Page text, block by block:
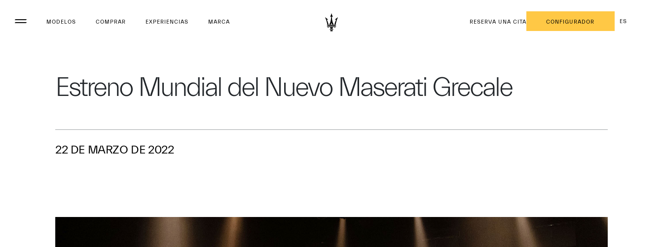
MODELOS COMPRAR EXPERIENCIAS MARCA RESERVA UNA CITA CONFIGURADOR ES
Estreno Mundial del Nuevo Maserati Grecale
22 DE MARZO DE 2022